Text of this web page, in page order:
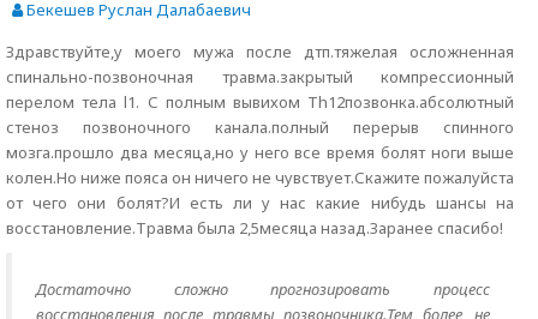
Бекешев Руслан Далабаевич
Здравствуйте,у моего мужа после дтп.тяжелая осложненная
спинально-позвоночная травма.закрытый компрессионный
перелом тела l1. С полным вывихом Th12позвонка.абсолютный
стеноз позвоночного канала.полный перерыв спинного
мозга.прошло два месяца,но у него все время болят ноги выше
колен.Но ниже пояса он ничего не чувствует.Скажите пожалуйста
от чего они болят?И есть ли у нас какие нибудь шансы на
восстановление.Травма была 2,5месяца назад.Заранее спасибо!
Достаточно сложно прогнозировать процесс
восстановления после травмы позвоночника.Тем более, не